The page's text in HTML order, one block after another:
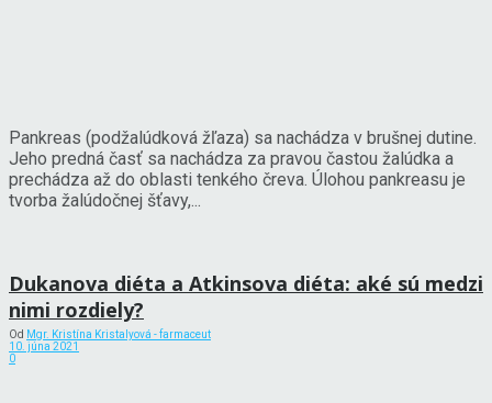
Pankreas (podžalúdková žľaza) sa nachádza v brušnej dutine.
Jeho predná časť sa nachádza za pravou častou žalúdka a
prechádza až do oblasti tenkého čreva. Úlohou pankreasu je
tvorba žalúdočnej šťavy,...
Dukanova diéta a Atkinsova diéta: aké sú medzi
nimi rozdiely?
Od Mgr. Kristína Kristalyová - farmaceut
10. júna 2021
0